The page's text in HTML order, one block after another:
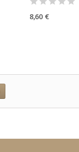
8,60 €